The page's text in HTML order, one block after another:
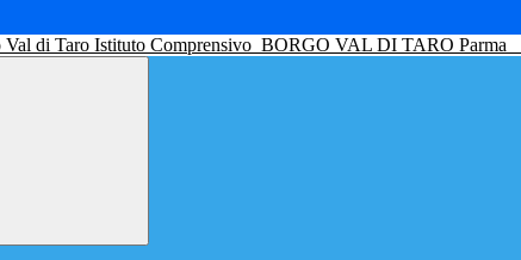
Istituto Comprensivo BORGO VAL DI TARO Parma